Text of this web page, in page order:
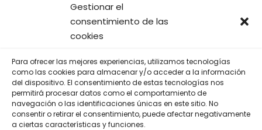
Gestionar el
consentimiento de las
cookies
Para ofrecer las mejores experiencias, utilizamos tecnologías
como las cookies para almacenar y/o acceder a la información
del dispositivo. El consentimiento de estas tecnologías nos
permitirá procesar datos como el comportamiento de
navegación o las identificaciones únicas en este sitio. No
consentir o retirar el consentimiento, puede afectar negativamente
a ciertas características y funciones.
¡SÍGUENOS EN LAS REDES
SOCIALES!